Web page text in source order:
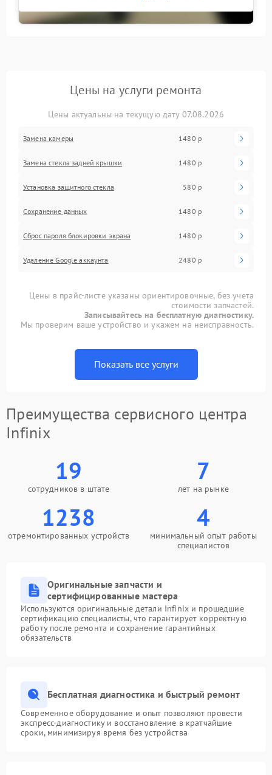
Цены на услуги ремонта
Цены актуальны на текущую дату 07.08.2026
Замена камеры 1480 р
Замена стекла задней крышки 1480 р
Установка защитного стекла 580 р
Сохранение данных 1480 р
Сброс пароля блокировки экрана 1480 р
Удаление Google аккаунта 2480 р
Цены в прайс-листе указаны ориентировочные, без учета
стоимости запчастей.
Записывайтесь на бесплатную диагностику.
Мы проверим ваше устройство и укажем на неисправность.
Показать все услуги
Преимущества сервисного центра
Infinix
19
сотрудников в штате
7
лет на рынке
1238
отремонтированных устройств
4
минимальный опыт работы
специалистов
Оригинальные запчасти и
сертифицированные мастера
Используются оригинальные детали Infinix и прошедшие
сертификацию специалисты, что гарантирует корректную
работу после ремонта и сохранение гарантийных
обязательств
Бесплатная диагностика и быстрый ремонт
Современное оборудование и опыт позволяют провести
экспресс-диагностику и восстановление в кратчайшие
сроки, минимизируя время без устройства